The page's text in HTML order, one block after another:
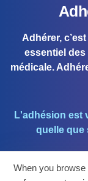
Adhérer,
essentiel
médicale.
L'adhésion est
quelle que
When you